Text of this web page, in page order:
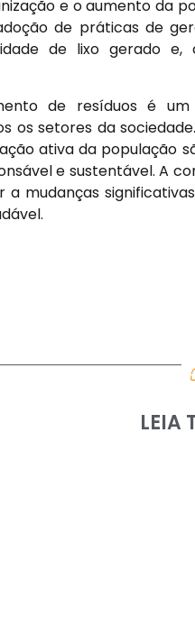
e o aumento da
de práticas de
de lixo gerado e,
de resíduos é
os setores da
ativa da população
e sustentável. A
a mudanças
LEIA